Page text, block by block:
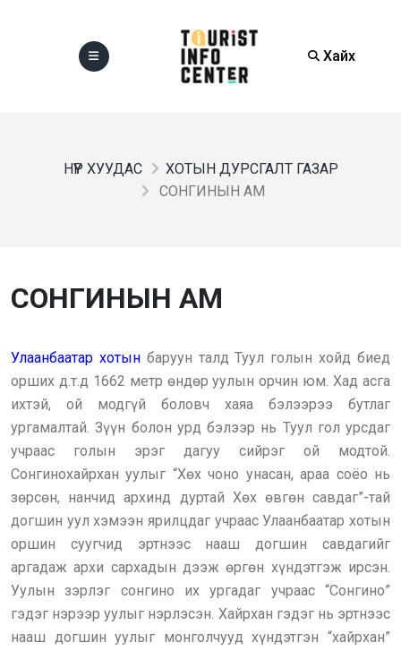
Хайх
НҮҮР ХУУДАС
ХОТЫН ДУРСГАЛТ ГАЗАР
СОНГИНЫН АМ
СОНГИНЫН АМ
Улаанбаатар хотынбаруун талд Туул голын хойд биед
орших д.т.д 1662 метр өндөр уулын орчин юм. Хад асга
ихтэй, ой модгүй боловч хаяа бэлээрээ бутлаг
ургамалтай. Зүүн болон урд бэлээр нь Туул гол урсдаг
учраас голын эрэг дагуу сийрэг ой модтой.
Сонгинохайрхан уулыг “Хөх чоно унасан, араа соёо нь
зөрсөн, нанчид архинд дуртай Хөх өвгөн савдаг”-тай
догшин уул хэмээн ярилцдаг учраас Улаанбаатар хотын
оршин суугчид эртнээс нааш догшин савдагийг
аргадаж архи сархадын дээж өргөн хүндэтгэж ирсэн.
Уулын зэрлэг сонгино их ургадаг учраас “Сонгино”
гэдэг нэрээр уулыг нэрлэсэн. Хайрхан гэдэг нь эртнээс
нааш догшин уулыг монголчууд хүндэтгэн “хайрхан”